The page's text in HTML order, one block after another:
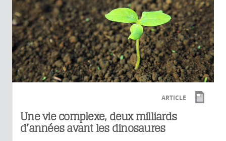
ARTICLE
Une vie complexe, deux milliards
d’années avant les dinosaures